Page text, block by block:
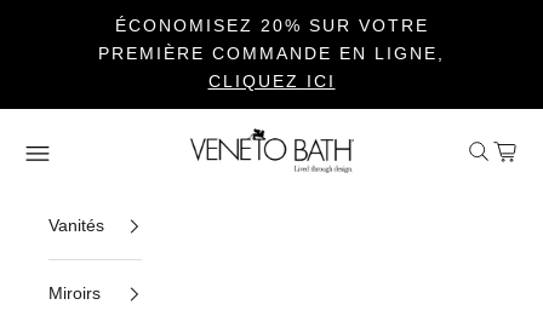
ÉCONOMISEZ 20% SUR VOTRE
PREMIÈRE COMMANDE EN LIGNE,
CLIQUEZ ICI
Veneto Bath
Ouvrir la navigation Ouvrir la
Voir
Vanités
Miroirs